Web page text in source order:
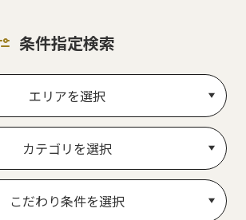
条件指定検索
エリアを選択
カテゴリを選択
こだわり条件を選択